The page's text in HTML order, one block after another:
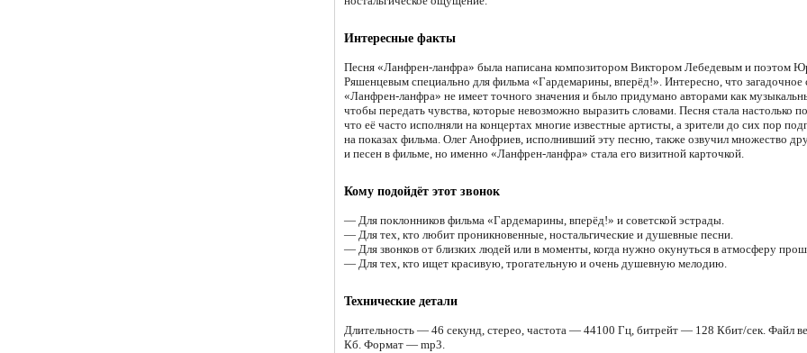
Интересные факты
Песня «Ланфрен-ланфра» была написана композитором Виктором Лебедевым и поэтом
Ряшенцевым специально для фильма «Гардемарины, вперёд!». Интересно, что загадочное
«Ланфрен-ланфра» не имеет точного значения и было придумано авторами как
чтобы передать чувства, которые невозможно выразить словами. Песня стала настолько
что её часто исполняли на концертах многие известные артисты, а зрители до сих пор
на показах фильма. Олег Анофриев, исполнивший эту песню, также озвучил множество
и песен в фильме, но именно «Ланфрен-ланфра» стала его визитной карточкой.
Кому подойдёт этот звонок
— Для поклонников фильма «Гардемарины, вперёд!» и советской эстрады.
— Для тех, кто любит проникновенные, ностальгические и душевные песни.
— Для звонков от близких людей или в моменты, когда нужно окунуться в атмосферу
— Для тех, кто ищет красивую, трогательную и очень душевную мелодию.
Технические детали
Длительность — 46 секунд, стерео, частота — 44100 Гц, битрейт — 128 Кбит/сек. Файл
Кб. Формат — mp3.